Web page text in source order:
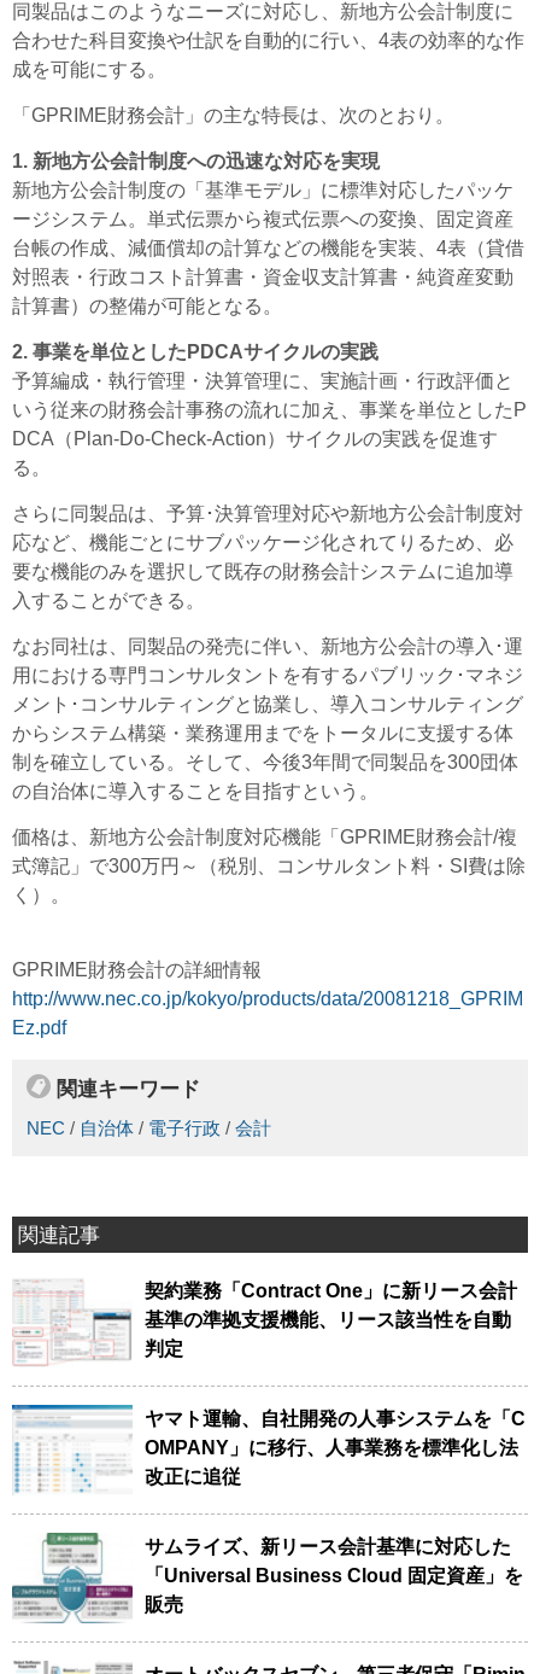
同製品はこのようなニーズに対応し、新地方公会計制度に
合わせた科目変換や仕訳を自動的に行い、4表の効率的な作
成を可能にする。
「GPRIME財務会計」の主な特長は、次のとおり。
1. 新地方公会計制度への迅速な対応を実現
新地方公会計制度の「基準モデル」に標準対応したパッケ
ージシステム。単式伝票から複式伝票への変換、固定資産
台帳の作成、減価償却の計算などの機能を実装、4表（貸借
対照表・行政コスト計算書・資金収支計算書・純資産変動
計算書）の整備が可能となる。
2. 事業を単位としたPDCAサイクルの実践
予算編成・執行管理・決算管理に、実施計画・行政評価と
いう従来の財務会計事務の流れに加え、事業を単位としたP
DCA（Plan-Do-Check-Action）サイクルの実践を促進す
る。
さらに同製品は、予算･決算管理対応や新地方公会計制度対
応など、機能ごとにサブパッケージ化されてりるため、必
要な機能のみを選択して既存の財務会計システムに追加導
入することができる。
なお同社は、同製品の発売に伴い、新地方公会計の導入･運
用における専門コンサルタントを有するパブリック･マネジ
メント･コンサルティングと協業し、導入コンサルティング
からシステム構築・業務運用までをトータルに支援する体
制を確立している。そして、今後3年間で同製品を300団体
の自治体に導入することを目指すという。
価格は、新地方公会計制度対応機能「GPRIME財務会計/複
式簿記」で300万円～（税別、コンサルタント料・SI費は除
く）。
GPRIME財務会計の詳細情報
http://www.nec.co.jp/kokyo/products/data/20081218_GPRIM
Ez.pdf
関連キーワード
NEC / 自治体 / 電子行政 / 会計
関連記事
契約業務「Contract One」に新リース会計
基準の準拠支援機能、リース該当性を自動
判定
ヤマト運輸、自社開発の人事システムを「C
OMPANY」に移行、人事業務を標準化し法
改正に追従
サムライズ、新リース会計基準に対応した
「Universal Business Cloud 固定資産」を
販売